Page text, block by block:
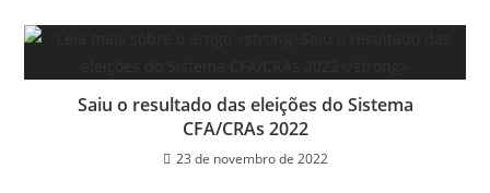
Saiu o resultado das eleições do Sistema
CFA/CRAs 2022
23 de novembro de 2022